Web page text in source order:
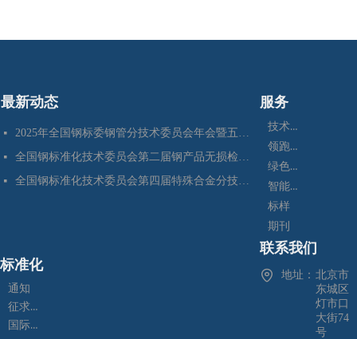
最新动态
넷 2025年全国钢标委钢管分技术委员会年会暨五项国家标准审定会在江苏苏州成功召开
넷 全国钢标准化技术委员会第二届钢产品无损检测分技术委员会换届会暨四项标准审定会在苏州成功召开
넷 全国钢标准化技术委员会第四届特殊合金分技术委员会换届会暨七项标准预审会在昆明顺利召开
服务
技术咨询
领跑者
绿色制造
智能制造
标样
期刊
通知
征求意见
国际标准化
标准化
联系我们
地址： 北京市
东城区
灯市口
大街74
号